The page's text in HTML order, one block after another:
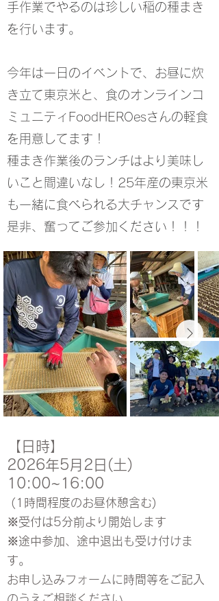
手作業でやるのは珍しい稲の種まき
を行います。
今年は一日のイベントで、お昼に炊
き立て東京米と、食のオンラインコ
ミュニティFoodHEROesさんの軽食
を用意してます！
種まき作業後のランチはより美味し
いこと間違いなし！25年産の東京米
も一緒に食べられる大チャンスです
是非、奮ってご参加ください！！！
【日時】
2026年5月2日(土)
10:00~16:00
(1時間程度のお昼休憩含む)
※受付は5分前より開始します
※途中参加、途中退出も受け付けま
す。
お申し込みフォームに時間等をご記入
のうえご相談ください